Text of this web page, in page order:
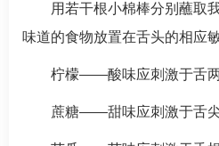
用若干根小棉棒分别蘸取
味道的食物放置在舌头的相应
柠檬——酸味应刺激于舌两
蔗糖——甜味应刺激于舌尖